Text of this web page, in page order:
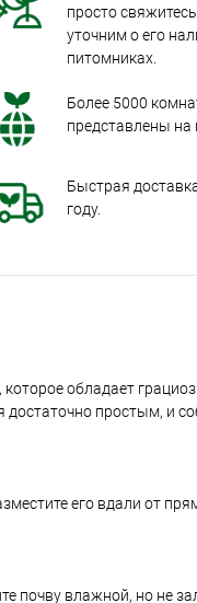
просто
уточним о его
питомниках.
Более 5000
представлены на
Быстрая
году.
обладает
простым, и
его вдали от
влажной, но не